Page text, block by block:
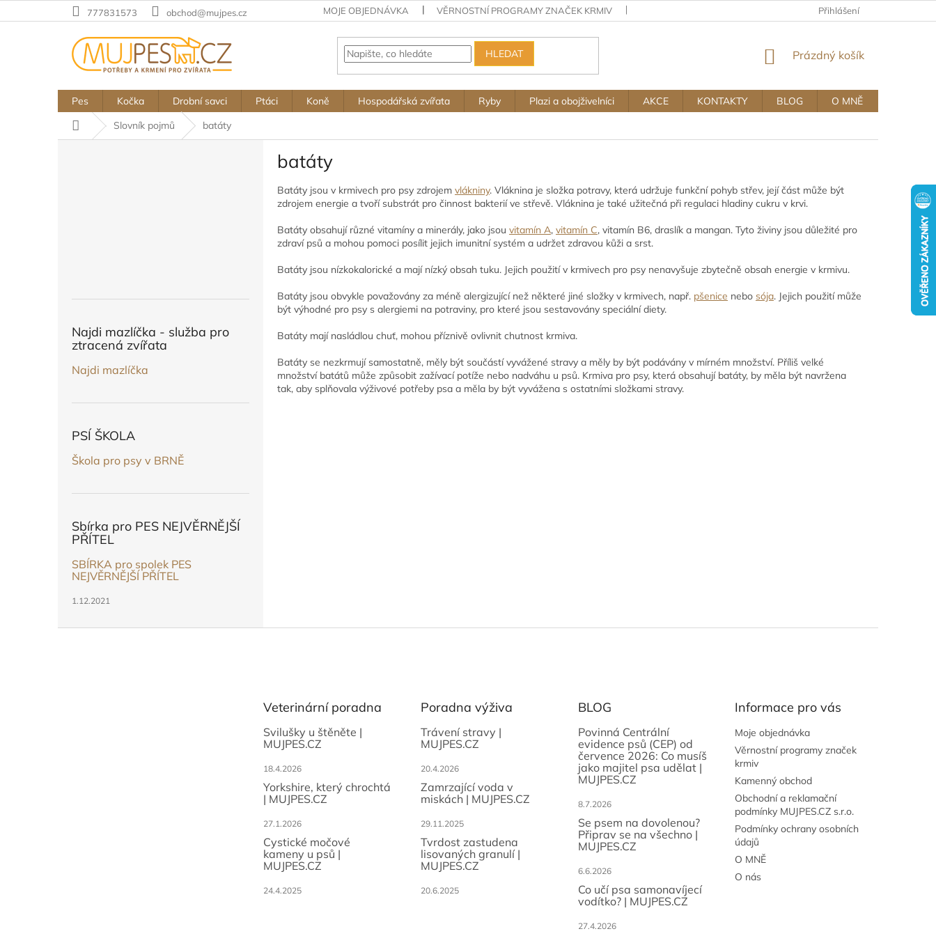
na
777831573 obchod@mujpes.cz MOJE OBJEDNÁVKA VĚRNOSTNÍ PROGRAMY ZNAČEK KRMIV OBCHODNÍ A REKLAMAČNÍ PODMÍNKY
Přihlášení
HLEDAT
NÁKUPNÍ
Prázdný košík
Pes Kočka Drobní savci Ptáci Koně Hospodářská zvířata Ryby Plazi a obojživelníci AKCE KONTAKTY BLOG
O MNĚ
Domů
Slovník pojmů batáty
Najdi mazlíčka - služba pro
ztracená zvířata
Najdi mazlíčka
PSÍ ŠKOLA
Škola pro psy v BRNĚ
Sbírka pro PES NEJVĚRNĚJŠÍ
PŘÍTEL
SBÍRKA pro spolek PES
NEJVĚRNĚJŠÍ PŘÍTEL
1.12.2021
batáty
Batáty jsou v krmivech pro psy zdrojem vlákniny. Vláknina je složka potravy, která udržuje funkční pohyb střev, její část může být
zdrojem energie a tvoří substrát pro činnost bakterií ve střevě. Vláknina je také užitečná při regulaci hladiny cukru v krvi.
Batáty obsahují různé vitamíny a minerály, jako jsou vitamín A, vitamín C, vitamín B6, draslík a mangan. Tyto živiny jsou důležité pro
zdraví psů a mohou pomoci posílit jejich imunitní systém a udržet zdravou kůži a srst.
Batáty jsou nízkokalorické a mají nízký obsah tuku. Jejich použití v krmivech pro psy nenavyšuje zbytečně obsah energie v krmivu.
Batáty jsou obvykle považovány za méně alergizující než některé jiné složky v krmivech, např. pšenice nebo sója. Jejich použití může
být výhodné pro psy s alergiemi na potraviny, pro které jsou sestavovány speciální diety.
Batáty mají nasládlou chuť, mohou příznivě ovlivnit chutnost krmiva.
Batáty se nezkrmují samostatně, měly být součástí vyvážené stravy a měly by být podávány v mírném množství. Příliš velké
množství batátů může způsobit zažívací potíže nebo nadváhu u psů. Krmiva pro psy, která obsahují batáty, by měla být navržena
tak, aby splňovala výživové potřeby psa a měla by být vyvážena s ostatními složkami stravy.
Veterinární poradna
Svilušky u štěněte |
MUJPES.CZ
18.4.2026
Yorkshire, který chrochtá
| MUJPES.CZ
27.1.2026
Cystické močové
kameny u psů |
MUJPES.CZ
24.4.2025
Poradna výživa
Trávení stravy |
MUJPES.CZ
20.4.2026
Zamrzající voda v
miskách | MUJPES.CZ
29.11.2025
Tvrdost zastudena
lisovaných granulí |
MUJPES.CZ
20.6.2025
BLOG
Povinná Centrální
evidence psů (CEP) od
července 2026: Co musíš
jako majitel psa udělat |
MUJPES.CZ
8.7.2026
Se psem na dovolenou?
Připrav se na všechno |
MUJPES.CZ
6.6.2026
Co učí psa samonavíjecí
vodítko? | MUJPES.CZ
27.4.2026
Informace pro vás
Moje objednávka
Věrnostní programy značek
krmiv
Kamenný obchod
Obchodní a reklamační
podmínky MUJPES.CZ s.r.o.
Podmínky ochrany osobních
údajů
O MNĚ
O nás